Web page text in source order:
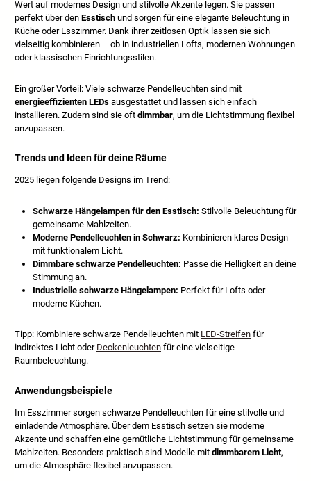
Wert auf modernes Design und stilvolle Akzente legen. Sie passen
perfekt über den Esstisch und sorgen für eine elegante Beleuchtung in
Küche oder Esszimmer. Dank ihrer zeitlosen Optik lassen sie sich
vielseitig kombinieren – ob in industriellen Lofts, modernen Wohnungen
oder klassischen Einrichtungsstilen.
Ein großer Vorteil: Viele schwarze Pendelleuchten sind mit
energieeffizienten LEDs ausgestattet und lassen sich einfach
installieren. Zudem sind sie oft dimmbar, um die Lichtstimmung flexibel
anzupassen.
Trends und Ideen für deine Räume
2025 liegen folgende Designs im Trend:
Schwarze Hängelampen für den Esstisch: Stilvolle Beleuchtung für
gemeinsame Mahlzeiten.
Moderne Pendelleuchten in Schwarz: Kombinieren klares Design
mit funktionalem Licht.
Dimmbare schwarze Pendelleuchten: Passe die Helligkeit an deine
Stimmung an.
Industrielle schwarze Hängelampen: Perfekt für Lofts oder
moderne Küchen.
Tipp: Kombiniere schwarze Pendelleuchten mit LED-Streifen für
indirektes Licht oder Deckenleuchten für eine vielseitige
Raumbeleuchtung.
Anwendungsbeispiele
Im Esszimmer sorgen schwarze Pendelleuchten für eine stilvolle und
einladende Atmosphäre. Über dem Esstisch setzen sie moderne
Akzente und schaffen eine gemütliche Lichtstimmung für gemeinsame
Mahlzeiten. Besonders praktisch sind Modelle mit dimmbarem Licht,
um die Atmosphäre flexibel anzupassen.